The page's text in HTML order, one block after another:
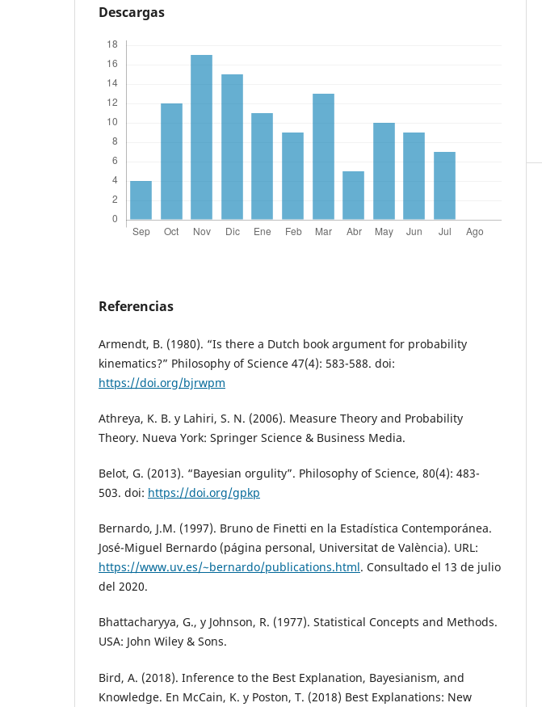
Descargas
Referencias
Armendt, B. (1980). “Is there a Dutch book argument for probability
kinematics?” Philosophy of Science 47(4): 583-588. doi:
https://doi.org/bjrwpm
Athreya, K. B. y Lahiri, S. N. (2006). Measure Theory and Probability
Theory. Nueva York: Springer Science & Business Media.
Belot, G. (2013). “Bayesian orgulity”. Philosophy of Science, 80(4): 483-
503. doi: https://doi.org/gpkp
Bernardo, J.M. (1997). Bruno de Finetti en la Estadística Contemporánea.
José-Miguel Bernardo (página personal, Universitat de València). URL:
https://www.uv.es/~bernardo/publications.html. Consultado el 13 de julio
del 2020.
Bhattacharyya, G., y Johnson, R. (1977). Statistical Concepts and Methods.
USA: John Wiley & Sons.
Bird, A. (2018). Inference to the Best Explanation, Bayesianism, and
Knowledge. En McCain, K. y Poston, T. (2018) Best Explanations: New